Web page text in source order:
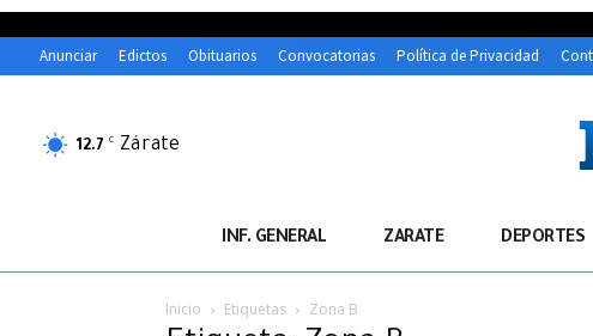
Anunciar Edictos Obituarios Convocatorias Política de Privacidad
12.7 C Zárate
INF. GENERAL ZARATE DEPORTES
Inicio Etiquetas Zona B